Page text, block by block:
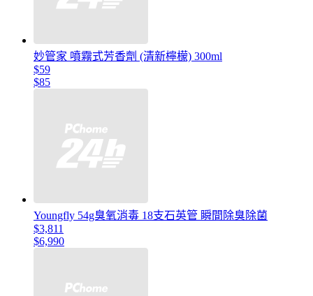
妙管家 噴霧式芳香劑 (清新檸檬) 300ml
$59
$85
Youngfly 54g臭氧消毒 18支石英管 瞬間除臭除菌
$3,811
$6,990